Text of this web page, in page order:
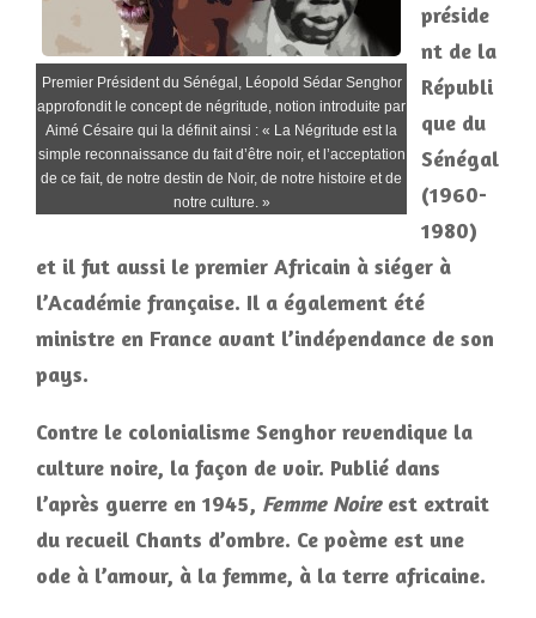
Premier Président du Sénégal, Léopold Sédar Senghor
approfondit le concept de négritude, notion introduite par
Aimé Césaire qui la définit ainsi : « La Négritude est la
simple reconnaissance du fait d’être noir, et l’acceptation
de ce fait, de notre destin de Noir, de notre histoire et de
notre culture. »
préside
nt de la
Républi
que du
Sénégal
(1960-
1980)
et il fut aussi le premier Africain à siéger à
l’Académie française. Il a également été
ministre en France avant l’indépendance de son
pays.
Contre le colonialisme Senghor revendique la
culture noire, la façon de voir. Publié dans
l’après guerre en 1945, Femme Noireest extrait
du recueil Chants d’ombre. Ce poème est une
ode à l’amour, à la femme, à la terre africaine.